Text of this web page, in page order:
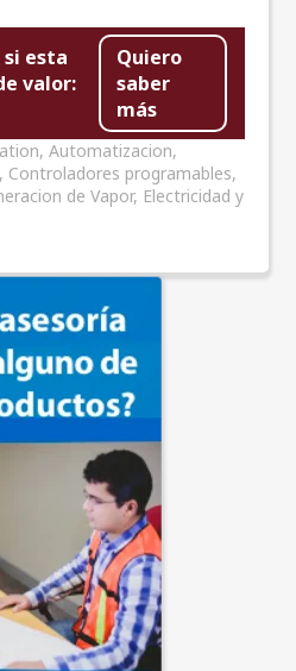
si esta
valor:
Quiero
saber
más
,Automatizacion,
, Controladores programables,
de Vapor, Electricidad y